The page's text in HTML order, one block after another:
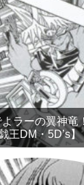
よラーの翼神
王DM・5D’s】